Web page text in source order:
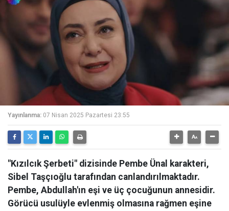
Yayınlanma: 07 Nisan 2025 Pazartesi 23:55
"Kızılcık Şerbeti" dizisinde Pembe Ünal karakteri,
Sibel Taşçıoğlu tarafından canlandırılmaktadır.
Pembe, Abdullah'ın eşi ve üç çocuğunun annesidir.
Görücü usulüyle evlenmiş olmasına rağmen eşine